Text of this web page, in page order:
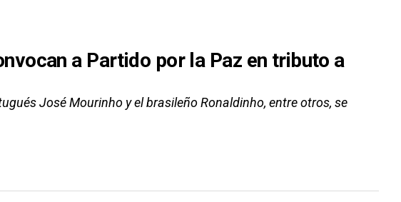
a Partido por la Paz en tributo a
José Mourinho y el brasileño Ronaldinho, entre otros, se